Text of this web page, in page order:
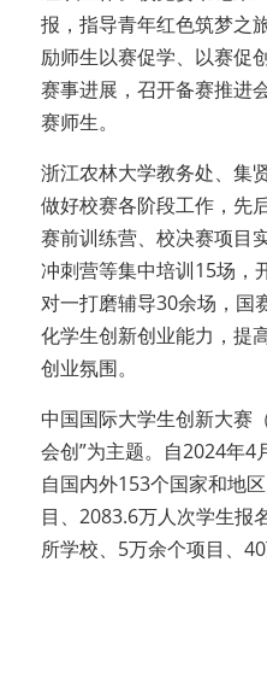
报，指导青年红色筑梦之
励师生以赛促学、以赛促
赛事进展，召开备赛推进
赛师生。
浙江农林大学教务处、集
做好校赛各阶段工作，先
赛前训练营、校决赛项目
冲刺营等集中培训15场，
对一打磨辅导30余场，国
化学生创新创业能力，提
创业氛围。
中国国际大学生创新大赛
会创”为主题。自2024年
自国内外153个国家和地
目、2083.6万人次学生报
所学校、5万余个项目、40